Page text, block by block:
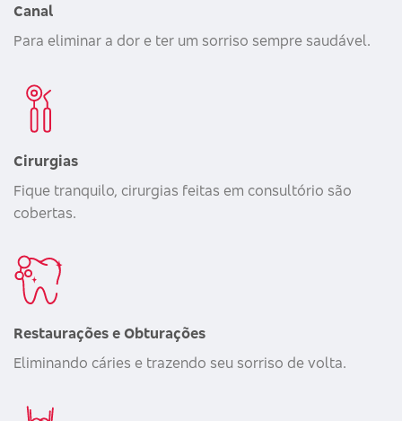
Canal
Para eliminar a dor e ter um sorriso sempre saudável.
Cirurgias
Fique tranquilo, cirurgias feitas em consultório são
cobertas.
Restaurações e Obturações
Eliminando cáries e trazendo seu sorriso de volta.